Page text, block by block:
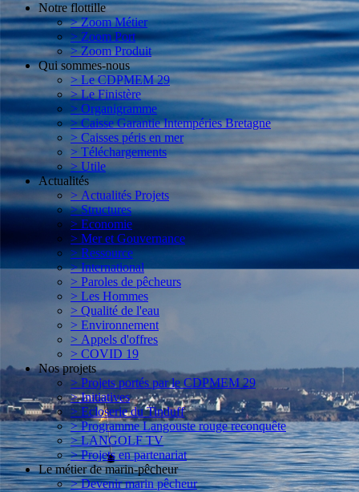
Notre flottille
> Zoom Métier
> Zoom Port
> Zoom Produit
Qui sommes-nous
> Le CDPMEM 29
> Le Finistère
> Organigramme
> Caisse Garantie Intempéries Bretagne
> Caisses péris en mer
> Téléchargements
> Utile
Actualités
> Actualités Projets
> Structures
> Economie
> Mer et Gouvernance
> Ressource
> International
> Paroles de pêcheurs
> Les Hommes
> Qualité de l'eau
> Environnement
> Appels d'offres
> COVID 19
Nos projets
> Projets portés par le CDPMEM 29
> Initiatives
> Ecloserie du Tinduff
> Programme Langouste rouge reconquête
> LANGOLF TV
> Projets en partenariat
Le métier de marin-pêcheur
> Devenir marin pêcheur